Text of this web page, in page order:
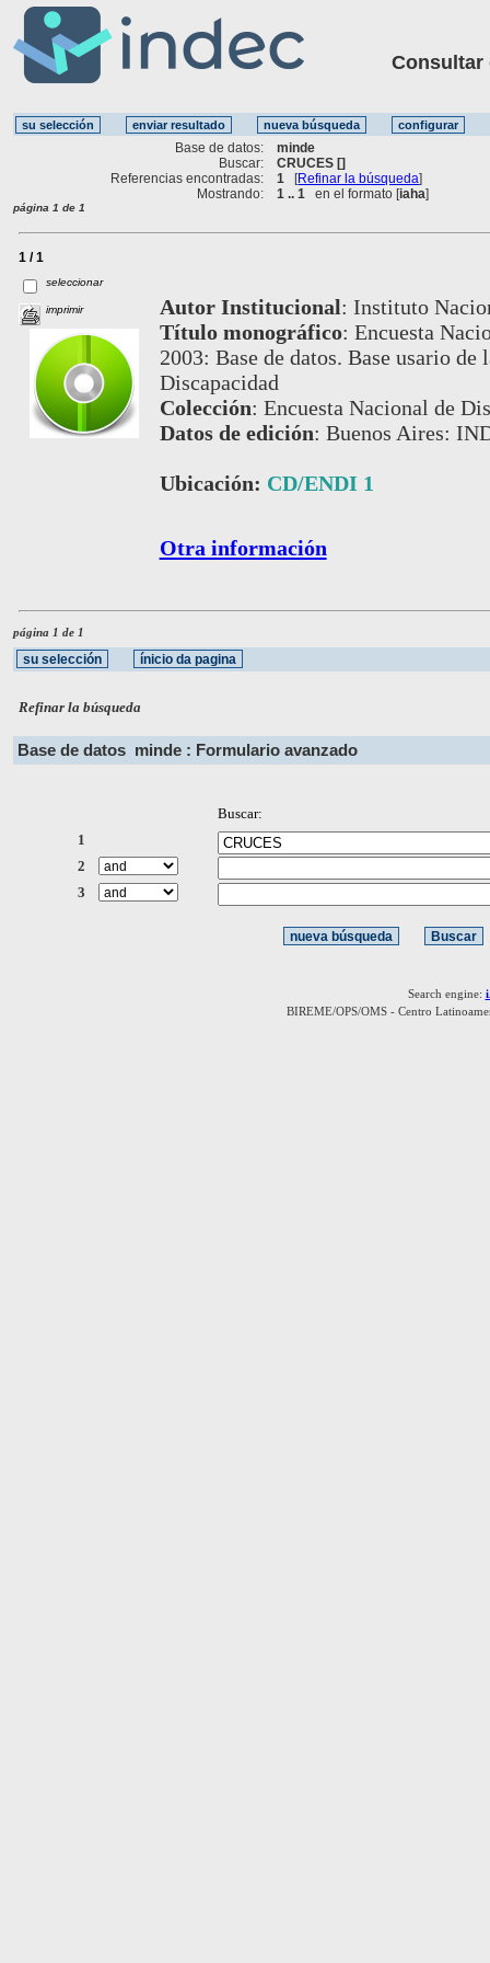
Consultar
Base de datos:
minde
Buscar:
CRUCES []
Referencias encontradas:
1 [Refinar la búsqueda]
Mostrando:
1 .. 1 en el formato [iaha]
página 1 de 1
1 / 1
seleccionar
imprimir Autor Institucional: Instituto
Título monográfico: Encuesta
2003: Base de datos. Base usario
Discapacidad
Colección: Encuesta Nacional de
Datos de edición: Buenos Aires:
Ubicación: CD/ENDI 1
Otra información
página 1 de 1
Refinar la búsqueda
Base de datos minde : Formulario avanzado
Buscar:
1
2
3
Search engine:
BIREME/OPS/OMS - Centro